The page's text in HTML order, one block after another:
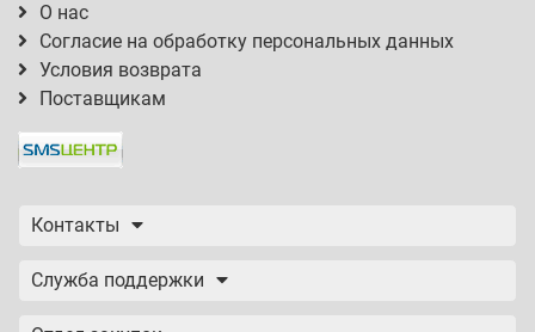
О нас
Согласие на обработку персональных данных
Условия возврата
Поставщикам
Контакты
Служба поддержки